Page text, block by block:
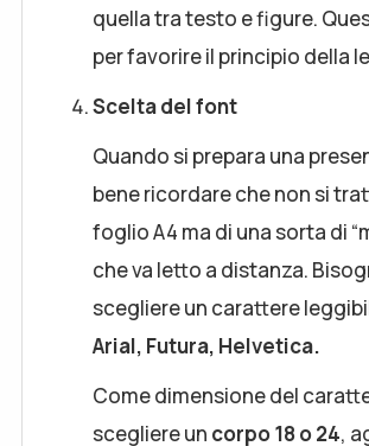
quella tra testo e figure.
per favorire il principio della
Scelta del font
Quando si prepara una
bene ricordare che non si
foglio A4 ma di una sorta di
che va letto a distanza.
scegliere un carattere
Arial, Futura, Helvetica.
Come dimensione del
scegliere un corpo 18 o 24,